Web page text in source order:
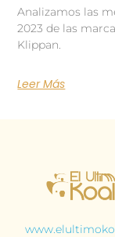
Analizamos las
2023 de las
Klippan.
Leer Más